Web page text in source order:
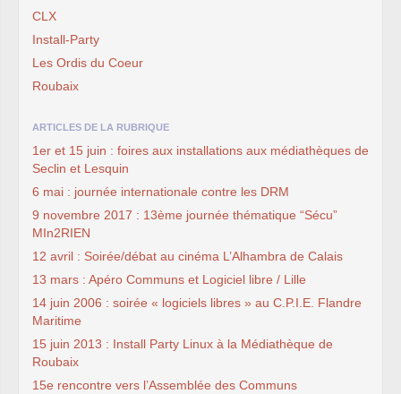
CLX
Install-Party
Les Ordis du Coeur
Roubaix
ARTICLES DE LA RUBRIQUE
1er et 15 juin : foires aux installations aux médiathèques de
Seclin et Lesquin
6 mai : journée internationale contre les DRM
9 novembre 2017 : 13ème journée thématique “Sécu”
MIn2RIEN
12 avril : Soirée/débat au cinéma L’Alhambra de Calais
13 mars : Apéro Communs et Logiciel libre / Lille
14 juin 2006 : soirée « logiciels libres » au C.P.I.E. Flandre
Maritime
15 juin 2013 : Install Party Linux à la Médiathèque de
Roubaix
15e rencontre vers l’Assemblée des Communs